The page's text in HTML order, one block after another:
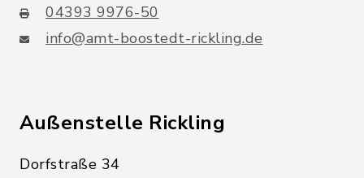
04393 9976-50
info@amt-boostedt-rickling.de
Außenstelle Rickling
Dorfstraße 34